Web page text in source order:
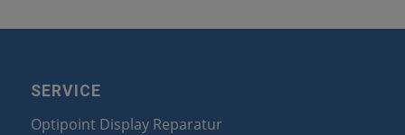
SERVICE
Optipoint Display Reparatur